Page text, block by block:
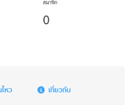
สมาชิก
0
หว เกี่ยวกับ